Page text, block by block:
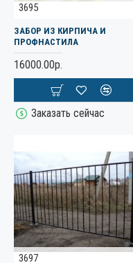
3695
ЗАБОР ИЗ КИРПИЧА И
ПРОФНАСТИЛА
16000.00р.
Заказать сейчас
3697